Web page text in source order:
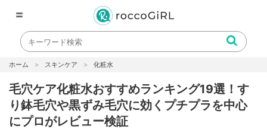
〓
ホーム スキンケア 化粧水
毛穴ケア化粧水おすすめランキング19選！す
り鉢毛穴や黒ずみ毛穴に効くプチプラを中心
にプロがレビュー検証